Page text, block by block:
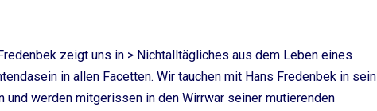
zeigt uns in > Nichtalltägliches aus dem Leben eines
in allen Facetten. Wir tauchen mit Hans Fredenbek in sein
werden mitgerissen in den Wirrwar seiner mutierenden